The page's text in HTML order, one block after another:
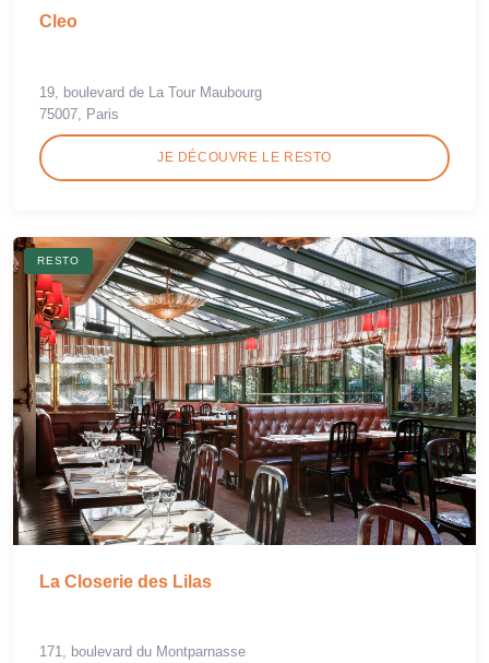
Cleo
19, boulevard de La Tour Maubourg
75007, Paris
JE DÉCOUVRE LE RESTO
RESTO
La Closerie des Lilas
171, boulevard du Montparnasse